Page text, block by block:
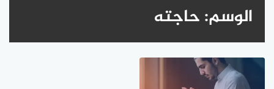
الوسم:حاجته